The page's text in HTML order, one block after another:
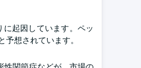
起因しています。ペッ
想されています。